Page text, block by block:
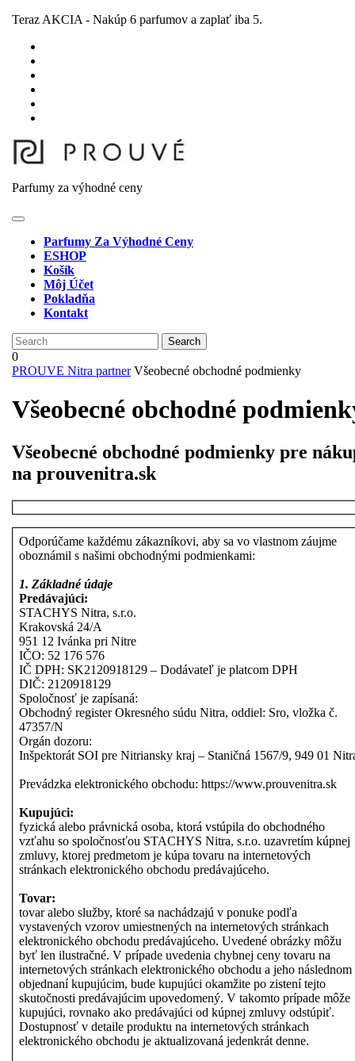
Skip
content
Skip
content
Teraz AKCIA - Nakúp 6 parfumov a zaplať iba 5.
Parfumy za výhodné ceny
Open
ButtonParfumy Za Výhodné Ceny
ESHOP
Košík
Môj Účet
Pokladňa
Kontakt
Close
Button
Search
for:
Login
/
Shopping
Cart
0
PROUVE Nitra partner Všeobecné obchodné podmienky
Všeobecné obchodné
Všeobecné obchodné podmienky pre
na prouvenitra.sk
Odporúčame každému zákazníkovi, aby sa vo vlastnom záujme
oboznámil s našimi obchodnými podmienkami:
1. Základné údaje
Predávajúci:
STACHYS Nitra, s.r.o.
Krakovská 24/A
951 12 Ivánka pri Nitre
IČO: 52 176 576
IČ DPH: SK2120918129 – Dodávateľ je platcom DPH
DIČ: 2120918129
Spoločnosť je zapísaná:
Obchodný register Okresného súdu Nitra, oddiel: Sro, vložka č.
47357/N
Orgán dozoru:
Inšpektorát SOI pre Nitriansky kraj – Staničná 1567/9, 949 01
Prevádzka elektronického obchodu: https://www.prouvenitra.sk
Kupujúci:
fyzická alebo právnická osoba, ktorá vstúpila do obchodného
vzťahu so spoločnosťou STACHYS Nitra, s.r.o. uzavretím kúpnej
zmluvy, ktorej predmetom je kúpa tovaru na internetových
stránkach elektronického obchodu predávajúceho.
Tovar:
tovar alebo služby, ktoré sa nachádzajú v ponuke podľa
vystavených vzorov umiestnených na internetových stránkach
elektronického obchodu predávajúceho. Uvedené obrázky môžu
byť len ilustračné. V prípade uvedenia chybnej ceny tovaru na
internetových stránkach elektronického obchodu a jeho následnom
objednaní kupujúcim, bude kupujúci okamžite po zistení tejto
skutočnosti predávajúcim upovedomený. V takomto prípade môže
kupujúci, rovnako ako predávajúci od kúpnej zmluvy odstúpiť.
Dostupnosť v detaile produktu na internetových stránkach
elektronického obchodu je aktualizovaná jedenkrát denne.